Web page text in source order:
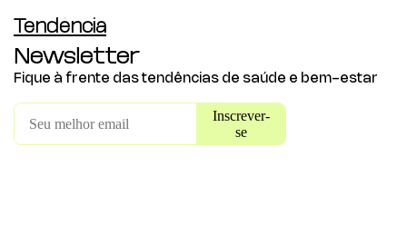
Tendência
Newsletter
Fique à frente das tendências de saúde e bem-estar